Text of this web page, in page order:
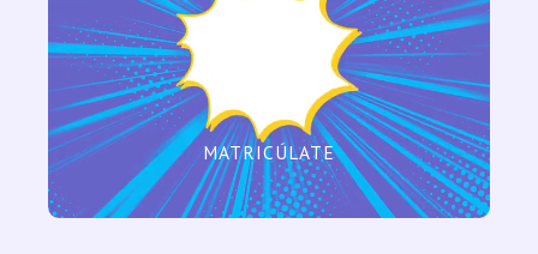
permanentes gracias a nuestro programa cíclico
que permite iniciar estudios en cualquier
momento del año!!!
MATRICÚLATE